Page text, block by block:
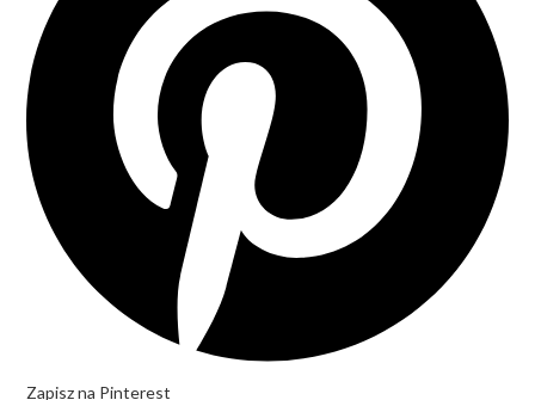
Zapisz na Pinterest